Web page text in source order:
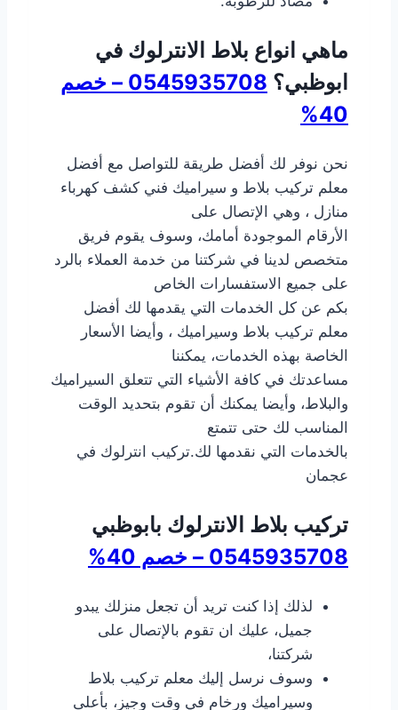
ماهي انواع بلاط الانترلوك في
ابوظبي؟
0545935708 – خصم
40%
نحن نوفر لك أفضل طريقة للتواصل مع أفضل
معلم تركيب بلاط و سيراميك فني كشف كهرباء
منازل ، وهي الإتصال على
الأرقام الموجودة أمامك، وسوف يقوم فريق
متخصص لدينا في شركتنا من خدمة العملاء بالرد
على جميع الاستفسارات الخاص
بكم عن كل الخدمات التي يقدمها لك أفضل
معلم تركيب بلاط وسيراميك ، وأيضا الأسعار
الخاصة بهذه الخدمات، يمكننا
مساعدتك في كافة الأشياء التي تتعلق السيراميك
والبلاط، وأيضا يمكنك أن تقوم بتحديد الوقت
المناسب لك حتى تتمتع
بالخدمات التي نقدمها لك.تركيب انترلوك في
عجمان
تركيب بلاط الانترلوك بابوظبي
0545935708 – خصم 40%
لذلك إذا كنت تريد أن تجعل منزلك يبدو
جميل، عليك ان تقوم بالإتصال على
شركتنا،
وسوف نرسل إليك معلم تركيب بلاط
وسيراميك ورخام في وقت وجيز، بأعلى